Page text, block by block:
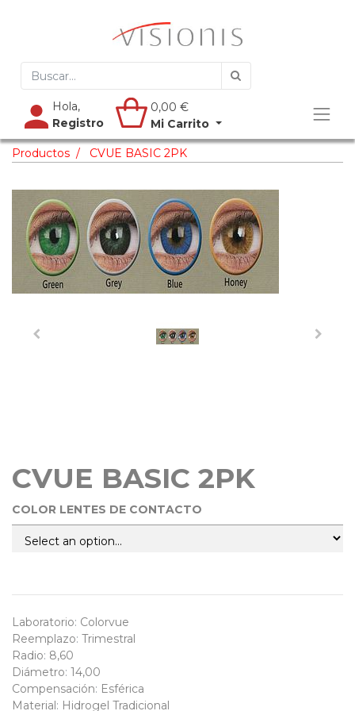
Hola,
Registro
0,00 €
Mi Carrito
Productos CVUE BASIC 2PK
CVUE BASIC 2PK
COLOR LENTES DE CONTACTO
Laboratorio: Colorvue
Reemplazo: Trimestral
Radio: 8,60
Diámetro: 14,00
Compensación: Esférica
Material : Hidrogel Tradicional